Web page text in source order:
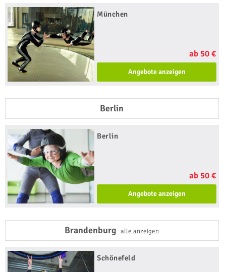
München
ab 50 €
Angebote anzeigen
Berlin
Berlin
ab 50 €
Angebote anzeigen
Brandenburgalle anzeigen
Schönefeld